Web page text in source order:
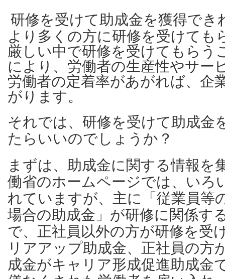
研修を受けて助成金を獲得でき
より多くの方に研修を受けても
厳しい中で研修を受けてもらう
により、労働者の生産性やサー
労働者の定着率があがれば、企
がります。
それでは、研修を受けて助成金
たらいいのでしょうか？
まずは、助成金に関する情報を
働省のホームページでは、いろ
れていますが、主に「従業員等
場合の助成金」が研修に関係す
で、正社員以外の方が研修を受
リアアップ助成金、正社員の方
成金がキャリア形成促進助成金